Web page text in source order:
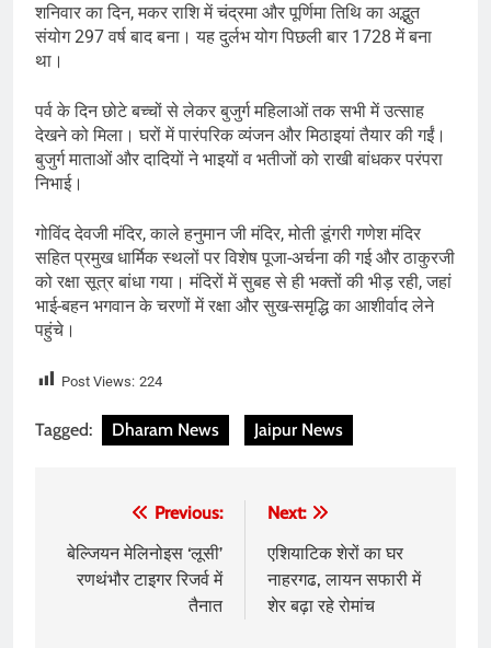
शनिवार का दिन, मकर राशि में चंद्रमा और पूर्णिमा तिथि का अद्भुत
संयोग 297 वर्ष बाद बना। यह दुर्लभ योग पिछली बार 1728 में बना
था।
पर्व के दिन छोटे बच्चों से लेकर बुजुर्ग महिलाओं तक सभी में उत्साह
देखने को मिला। घरों में पारंपरिक व्यंजन और मिठाइयां तैयार की गईं।
बुजुर्ग माताओं और दादियों ने भाइयों व भतीजों को राखी बांधकर परंपरा
निभाई।
गोविंद देवजी मंदिर, काले हनुमान जी मंदिर, मोती डूंगरी गणेश मंदिर
सहित प्रमुख धार्मिक स्थलों पर विशेष पूजा-अर्चना की गई और ठाकुरजी
को रक्षा सूत्र बांधा गया। मंदिरों में सुबह से ही भक्तों की भीड़ रही, जहां
भाई-बहन भगवान के चरणों में रक्षा और सुख-समृद्धि का आशीर्वाद लेने
पहुंचे।
Post Views: 224
Tagged: Dharam News Jaipur News
navigation
Previous:
बेल्जियन मेलिनोइस ‘लूसी’
रणथंभौर टाइगर रिजर्व में
तैनात
Next:
एशियाटिक शेरों का घर
नाहरगढ, लायन सफारी में
शेर बढ़ा रहे रोमांच